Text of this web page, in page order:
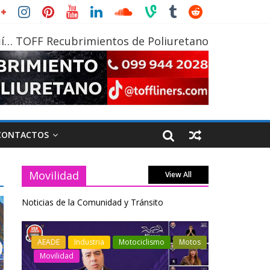
TOFF Recubrimientos de Poliuretano
Movilidad View All
Noticias de la Comunidad y Tránsito
Industria Movilidad
Transporte
Varios